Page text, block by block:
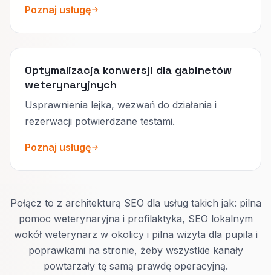
Poznaj usługę
Optymalizacja konwersji dla gabinetów
weterynaryjnych
Usprawnienia lejka, wezwań do działania i
rezerwacji potwierdzane testami.
Poznaj usługę
Połącz to z architekturą SEO dla usług takich jak: pilna
pomoc weterynaryjna i profilaktyka, SEO lokalnym
wokół weterynarz w okolicy i pilna wizyta dla pupila i
poprawkami na stronie, żeby wszystkie kanały
powtarzały tę samą prawdę operacyjną.